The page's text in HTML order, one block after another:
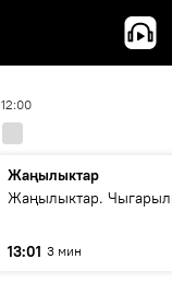
12:00
Жаңылыктар
Жаңылыктар.
13:01 3 мин